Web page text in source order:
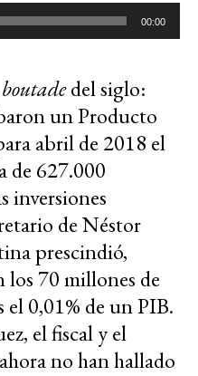
00:00
boutadedel siglo:
un Producto
abril de 2018 el
de 627.000
inversiones
de Néstor
prescindió,
70 millones de
el 0,01% de un PIB.
el fiscal y el
no han hallado